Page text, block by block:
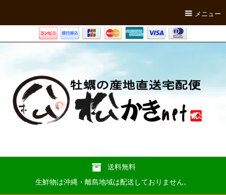
メニュー
送料無料
生鮮物は沖縄・離島地域は配送しておりません。